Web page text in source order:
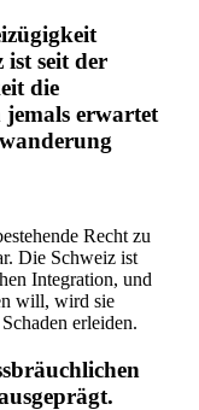
seit der
die
erwartet
Recht zu
Die Schweiz ist
Integration, und
will, wird sie
erleiden.